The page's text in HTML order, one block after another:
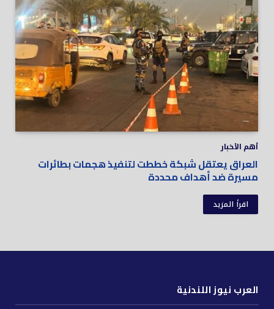
أهم الأخبار
العراق يعتقل شبكة خططت لتنفيذ هجمات بطائرات
مسيرة ضد أهداف محددة
اقرأ المزيد
العرب نيوز اللندنية